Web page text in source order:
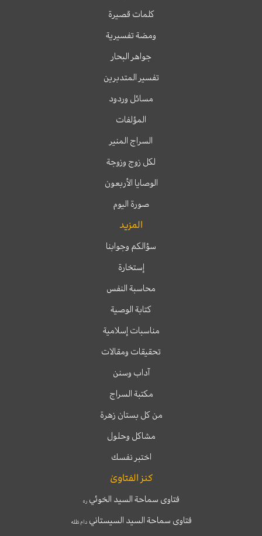
كلمات قصيرة
ومضة تفسيرية
جواهر البحار
تفسير المتدبرين
مسائل وردود
المؤلفات
السراج المنير
لكل زوج وزوجة
الوصايا الأربعون
صورة اليوم
المزيد
سؤالكم وجوابنا
إستخارة
محاسبة النفس
كتابة الوصية
مناسبات إسلامية
تحقيقات ومقالات
آداب وسنن
مكتبة السراج
من كل بستان زهرة
مشاكل وحلول
اختبر نفسك
كنز الفتاوىٰ
فتاوى سماحة السيد الخوئيره
فتاوى سماحة السيد السيستانيدام ظله